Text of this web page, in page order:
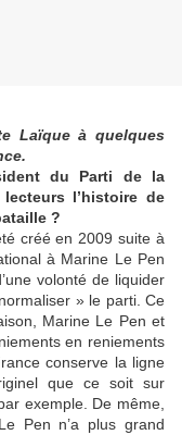
Laïque à quelques
du Parti de la
l’histoire de
?
créé en 2009 suite à
à Marine Le Pen
volonté de liquider
» le parti. Ce
Marine Le Pen et
en reniements
conserve la ligne
que ce soit sur
exemple. De même,
Pen n’a plus grand